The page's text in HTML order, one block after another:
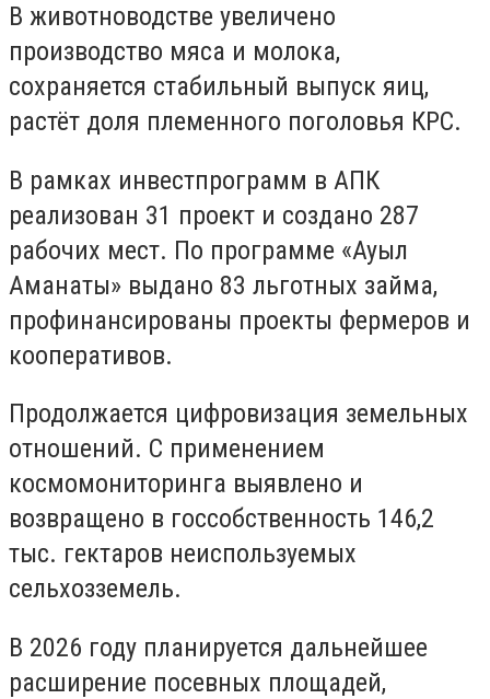
В животноводстве увеличено
производство мяса и молока,
сохраняется стабильный выпуск яиц,
растёт доля племенного поголовья КРС.
В рамках инвестпрограмм в АПК
реализован 31 проект и создано 287
рабочих мест. По программе «Ауыл
Аманаты» выдано 83 льготных займа,
профинансированы проекты фермеров и
кооперативов.
Продолжается цифровизация земельных
отношений. С применением
космомониторинга выявлено и
возвращено в госсобственность 146,2
тыс. гектаров неиспользуемых
сельхозземель.
В 2026 году планируется дальнейшее
расширение посевных площадей,